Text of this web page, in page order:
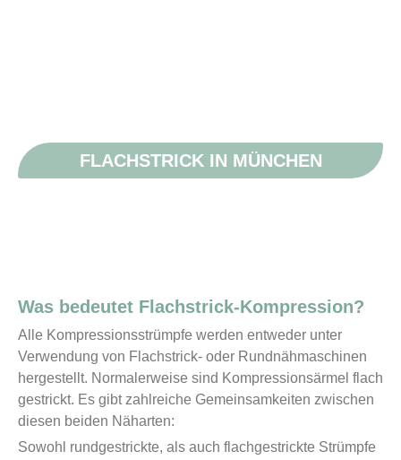
FLACHSTRICK IN MÜNCHEN
Was bedeutet Flachstrick-Kompression?
Alle Kompressionsstrümpfe werden entweder unter
Verwendung von Flachstrick- oder Rundnähmaschinen
hergestellt. Normalerweise sind Kompressionsärmel flach
gestrickt. Es gibt zahlreiche Gemeinsamkeiten zwischen
diesen beiden Näharten:
Sowohl rundgestrickte, als auch flachgestrickte Strümpfe